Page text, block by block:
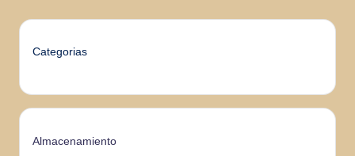
Categorias
Almacenamiento